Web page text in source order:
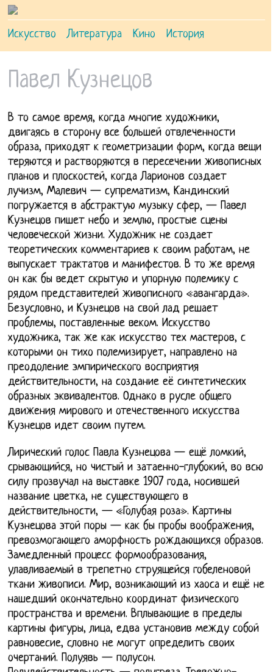
Искусство Литература Кино История
Павел Кузнецов
В то самое время, когда многие художники,
двигаясь в сторону все большей отвлеченности
образа, приходят к геометризации форм, когда вещи
теряются и растворяются в пересечении живописных
планов и плоскостей, когда Ларионов создает
лучизм, Малевич — супрематизм, Кандинский
погружается в абстрактую музыку сфер, — Павел
Кузнецов пишет небо и землю, простые сцены
человеческой жизни.Художник не создает
теоретических комментариев к своим работам, не
выпускает трактатов и манифестов. В то же время
он как бы ведет скрытую и упорную полемику с
рядом представителей живописного «авангарда».
Безусловно, и Кузнецов на свой лад решает
проблемы, поставленные веком. Искусство
художника, так же как искусство тех мастеров, с
которыми он тихо полемизирует, направлено на
преодоление эмпирического восприятия
действительности, на создание её синтетических
образных эквивалентов. Однако в русле общего
движения мирового и отечественного искусства
Кузнецов идет своим путем.
Лирический голос Павла Кузнецова — ещё ломкий,
срывающийся, но чистый и затаенно-глубокий, во всю
силу прозвучал на выставке 1907 года, носившей
название цветка, не существующего в
действительности, — «Голубая роза». Картины
Кузнецова этой поры — как бы пробы воображения,
превозмогающего аморфность рождающихся образов.
Замедленный процесс формообразования,
улавливаемый в трепетно струящейся гобеленовой
ткани живописи. Мир, возникающий из хаоса и ещё не
нашедший окончательно координат физического
пространства и времени. Вплывающие в пределы
картины фигуры, лица, едва установив между собой
равновесие, словно не могут определить своих
очертаний. Полуявь — полусон.